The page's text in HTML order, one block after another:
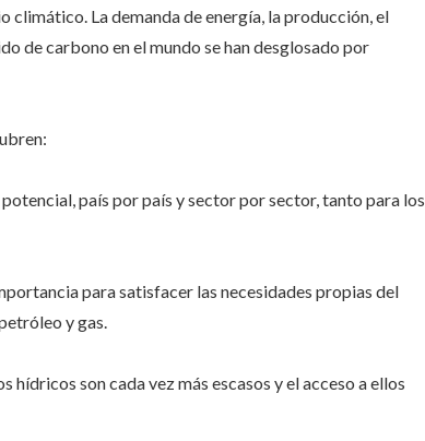
climático. La demanda de energía, la producción, el
de carbono en el mundo se han desglosado por
país por país y sector por sector, tanto para los
para satisfacer las necesidades propias del
y gas.
hídricos son cada vez más escasos y el acceso a ellos